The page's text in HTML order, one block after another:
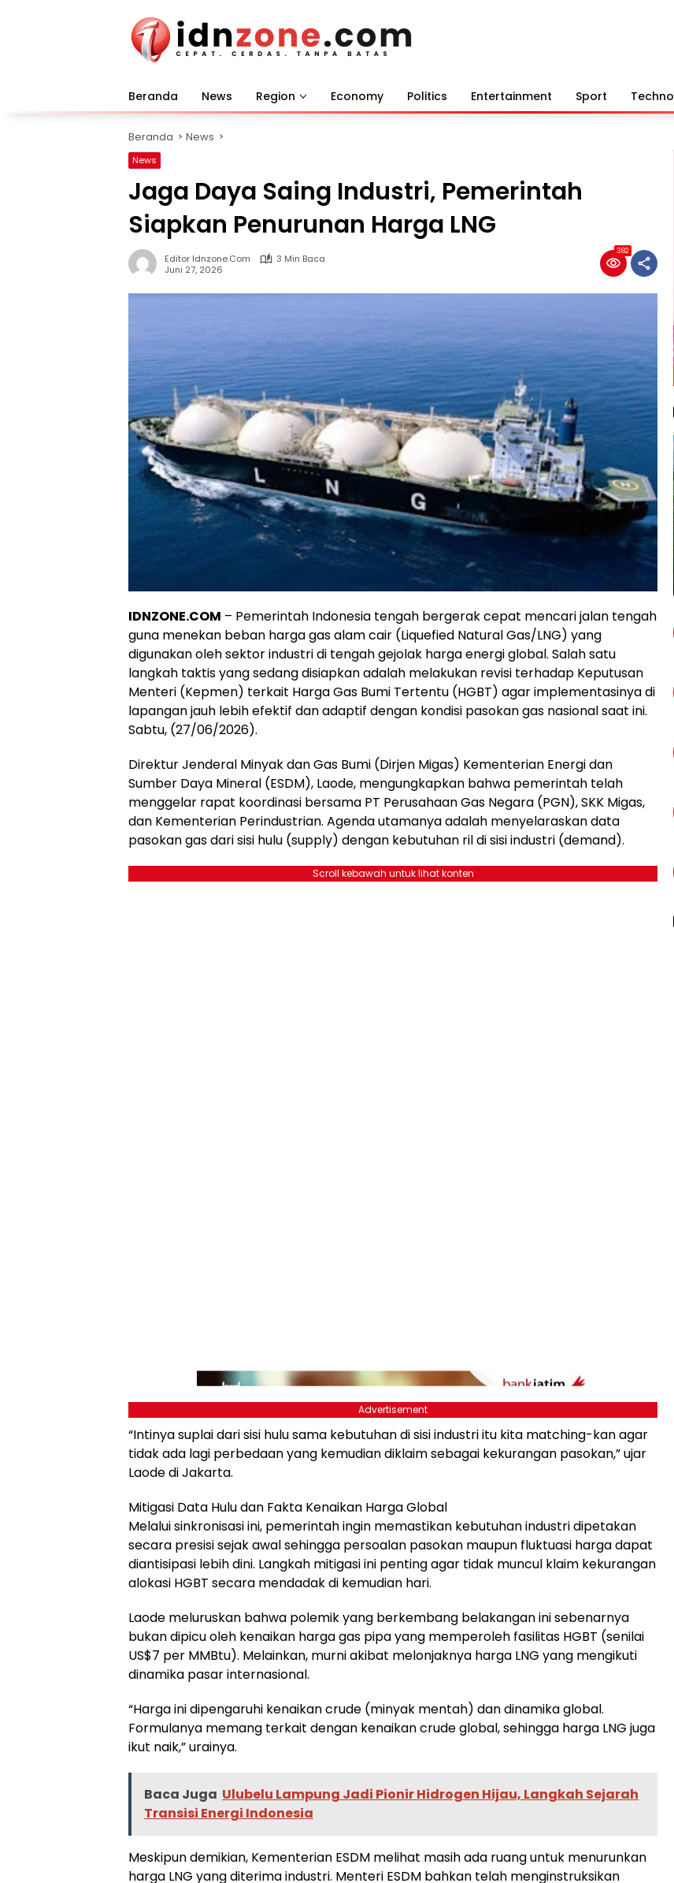
Beranda News Region Economy Politics Entertainment Sport Techno
Beranda News
News
Jaga Daya Saing Industri, Pemerintah
Siapkan Penurunan Harga LNG
Editor Idnzone.com
3 Min Baca
Juni 27, 2026
382
IDNZONE.COM – Pemerintah Indonesia tengah bergerak cepat mencari jalan tengah
guna menekan beban harga gas alam cair (Liquefied Natural Gas/LNG) yang
digunakan oleh sektor industri di tengah gejolak harga energi global. Salah satu
langkah taktis yang sedang disiapkan adalah melakukan revisi terhadap Keputusan
Menteri (Kepmen) terkait Harga Gas Bumi Tertentu (HGBT) agar implementasinya di
lapangan jauh lebih efektif dan adaptif dengan kondisi pasokan gas nasional saat ini.
Sabtu, (27/06/2026).
Direktur Jenderal Minyak dan Gas Bumi (Dirjen Migas) Kementerian Energi dan
Sumber Daya Mineral (ESDM), Laode, mengungkapkan bahwa pemerintah telah
menggelar rapat koordinasi bersama PT Perusahaan Gas Negara (PGN), SKK Migas,
dan Kementerian Perindustrian. Agenda utamanya adalah menyelaraskan data
pasokan gas dari sisi hulu (supply) dengan kebutuhan ril di sisi industri (demand).
Scroll kebawah untuk lihat konten
Advertisement
“Intinya suplai dari sisi hulu sama kebutuhan di sisi industri itu kita matching-kan agar
tidak ada lagi perbedaan yang kemudian diklaim sebagai kekurangan pasokan,” ujar
Laode di Jakarta.
Mitigasi Data Hulu dan Fakta Kenaikan Harga Global
Melalui sinkronisasi ini, pemerintah ingin memastikan kebutuhan industri dipetakan
secara presisi sejak awal sehingga persoalan pasokan maupun fluktuasi harga dapat
diantisipasi lebih dini. Langkah mitigasi ini penting agar tidak muncul klaim kekurangan
alokasi HGBT secara mendadak di kemudian hari.
Laode meluruskan bahwa polemik yang berkembang belakangan ini sebenarnya
bukan dipicu oleh kenaikan harga gas pipa yang memperoleh fasilitas HGBT (senilai
US$7 per MMBtu). Melainkan, murni akibat melonjaknya harga LNG yang mengikuti
dinamika pasar internasional.
“Harga ini dipengaruhi kenaikan crude (minyak mentah) dan dinamika global.
Formulanya memang terkait dengan kenaikan crude global, sehingga harga LNG juga
ikut naik,” urainya.
Baca Juga Ulubelu Lampung Jadi Pionir Hidrogen Hijau, Langkah Sejarah
Transisi Energi Indonesia
Meskipun demikian, Kementerian ESDM melihat masih ada ruang untuk menurunkan
harga LNG yang diterima industri. Menteri ESDM bahkan telah menginstruksikan